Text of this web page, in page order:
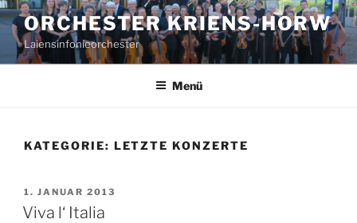
Zum
Inhalt
springen
ORCHESTER KRIENS-HORW
Laiensinfonieorchester
Menü
KATEGORIE: LETZTE KONZERTE
VERÖFFENTLICHT
AM
1. JANUAR 2013
Viva l‘ Italia